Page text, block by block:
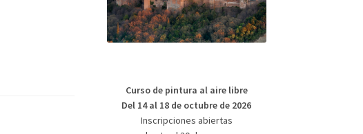
Curso de pintura al aire libre
Del 14 al 18 de octubre de 2026
Inscripciones abiertas